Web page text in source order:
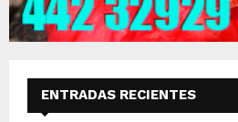
ENTRADAS RECIENTES